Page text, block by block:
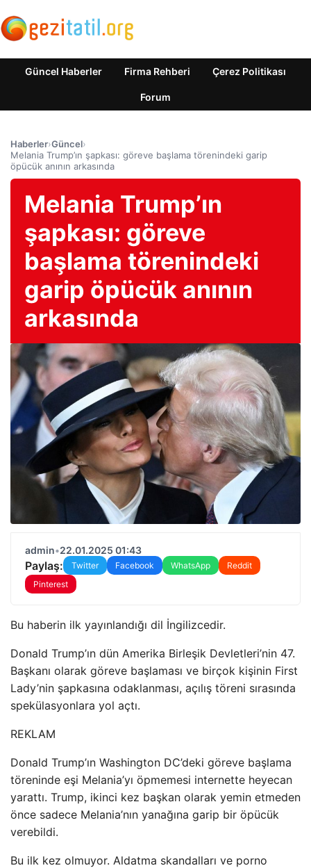
Güncel Haberler Firma Rehberi Çerez Politikası
Forum
Haberler›Güncel›
Melania Trump’ın şapkası: göreve başlama törenindeki garip
öpücük anının arkasında
Melania Trump’ın
şapkası: göreve
başlama törenindeki
garip öpücük anının
arkasında
admin•22.01.2025 01:43
Paylaş: Twitter Facebook WhatsApp
Reddit
Pinterest
Bu haberin ilk yayınlandığı dil İngilizcedir.
Donald Trump’ın dün Amerika Birleşik Devletleri’nin 47.
Başkanı olarak göreve başlaması ve birçok kişinin First
Lady’nin şapkasına odaklanması, açılış töreni sırasında
spekülasyonlara yol açtı.
REKLAM
Donald Trump’ın Washington DC’deki göreve başlama
töreninde eşi Melania’yı öpmemesi internette heyecan
yarattı. Trump, ikinci kez başkan olarak yemin etmeden
önce sadece Melania’nın yanağına garip bir öpücük
verebildi.
Bu ilk kez olmuyor. Aldatma skandalları ve porno